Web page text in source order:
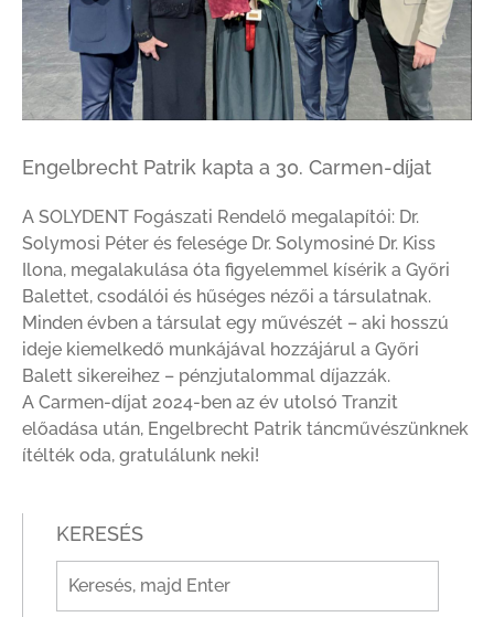
Engelbrecht Patrik kapta a 30. Carmen-díjat
A SOLYDENT Fogászati Rendelő megalapítói: Dr.
Solymosi Péter és felesége Dr. Solymosiné Dr. Kiss
Ilona, megalakulása óta figyelemmel kísérik a Győri
Balettet, csodálói és hűséges nézői a társulatnak.
Minden évben a társulat egy művészét – aki hosszú
ideje kiemelkedő munkájával hozzájárul a Győri
Balett sikereihez – pénzjutalommal díjazzák.
A Carmen-díjat 2024-ben az év utolsó Tranzit
előadása után, Engelbrecht Patrik táncművészünknek
ítélték oda, gratulálunk neki!
KERESÉS